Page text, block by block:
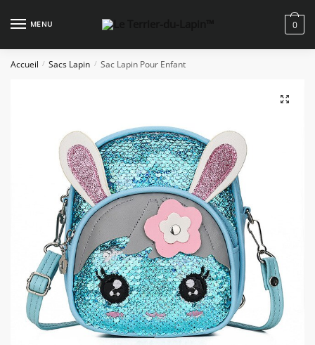
MENU 0
Accueil / Sacs Lapin / Sac Lapin Pour Enfant